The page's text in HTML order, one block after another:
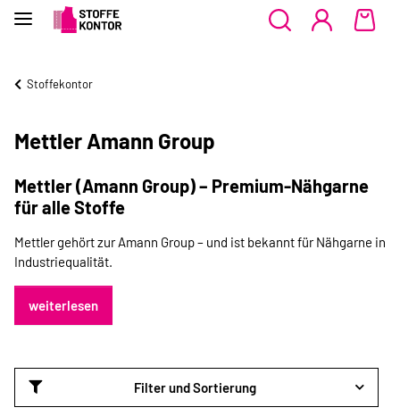
Stoffekontor
Mettler Amann Group
Mettler (Amann Group) – Premium-Nähgarne
für alle Stoffe
Mettler gehört zur Amann Group – und ist bekannt für Nähgarne in
Industriequalität.
weiterlesen
Filter und Sortierung